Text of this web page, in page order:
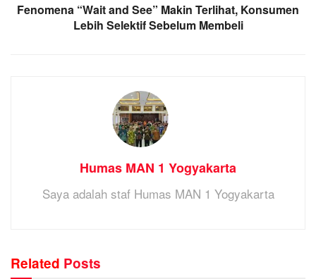
Fenomena “Wait and See” Makin Terlihat, Konsumen
Lebih Selektif Sebelum Membeli
Humas MAN 1 Yogyakarta
Saya adalah staf Humas MAN 1 Yogyakarta
Related Posts